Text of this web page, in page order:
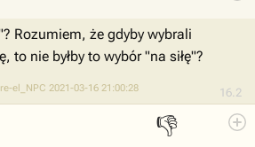
16.2
Rozumiem, że gdyby wybrali
to nie byłby to wybór "na siłę"?
el_NPC 2021-03-16 21:00:28
👎